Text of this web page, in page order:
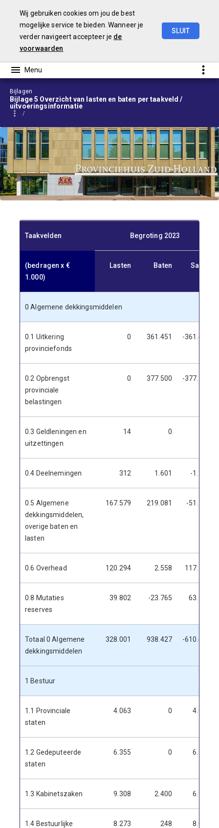
Wij gebruiken cookies om jou de best
mogelijke service te bieden. Wanneer je
verder navigeert accepteer je de
voorwaarden
SLUIT
Bijlagen
Bijlage 5 Overzicht van lasten en baten per taakveld /
uitvoeringsinformatie
Taakvelden Begroting 2023
(bedragen x €
1.000)
Lasten Baten Saldo
0 Algemene dekkingsmiddelen
0.1 Uitkering
provinciefonds
0 361.451 -361.451
0.2 Opbrengst
provinciale
belastingen
0 377.500 -377.500
0.3 Geldleningen en
uitzettingen
14 0
0.4 Deelnemingen 312 1.601 -1.289
0.5 Algemene
dekkingsmiddelen,
overige baten en
lasten
167.579 219.081 -51.502
0.6 Overhead 120.294 2.558 117.736
0.8 Mutaties
reserves
39.802 -23.765 63.567
Totaal 0 Algemene
dekkingsmiddelen
328.001 938.427 -610.425
1 Bestuur
1.1 Provinciale
staten
4.063 0 4.063
1.2 Gedeputeerde
staten
6.355 0 6.355
1.3 Kabinetszaken 9.308 2.400 6.908
1.4 Bestuurlijke
8.273 248 8.024